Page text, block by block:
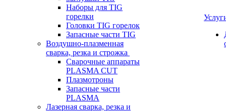
Наборы для TIG
горелки
Головки TIG горелок
Запасные части TIG
Воздушно-плазменная
сварка, резка и строжка
Сварочные аппараты
PLASMA CUT
Плазмотроны
Запасные части
PLASMA
Лазерная сварка, резка и